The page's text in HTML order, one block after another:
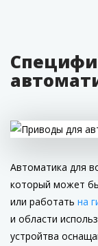
Автоматика для
который может
или работать на
и области
устройтва